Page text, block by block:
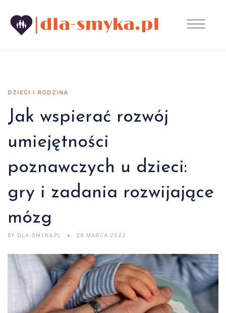
DZIECI I RODZINA
Jak wspierać rozwój
umiejętności
poznawczych u dzieci:
gry i zadania rozwijające
mózg
BY DLA-SMYKA.PL 28 MARCA 2022